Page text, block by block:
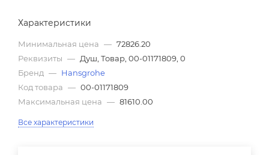
Характеристики
Минимальная цена — 72826.20
Реквизиты — Душ, Товар, 00-01171809, 0
Бренд — Hansgrohe
Код товара — 00-01171809
Максимальная цена — 81610.00
Все характеристики